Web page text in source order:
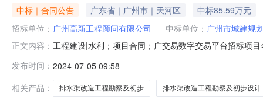
中标｜合同公告 广东省｜广州市｜天河区
中标85.59万元
招标单位： 广州高新工程顾问有限公司 中标单位： 广州市城建规
正文内容： 工程建设|水利；项目合同；广交易数字交易平台招标项
855939.240000其它形式合同报价：勘察范围包括：岩
等工作，深度达到相关技术
发布时间： 2024-07-05 09:58
相关产品：
排水渠改造工程勘察及初步 排水渠改造工程勘察及初步设计